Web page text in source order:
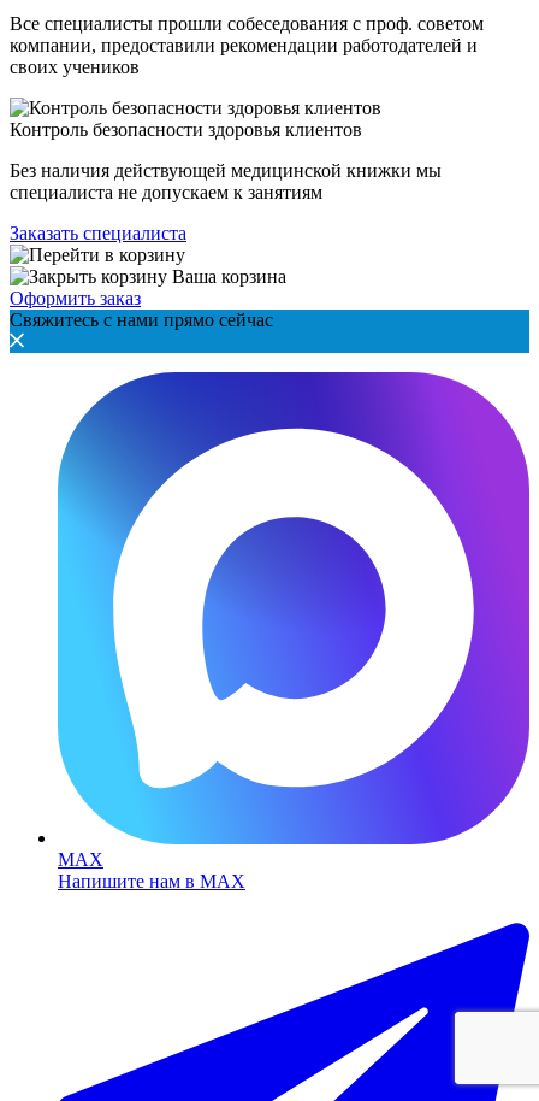
Все специалисты прошли собеседования с проф. советом
компании, предоставили рекомендации работодателей и
своих учеников
Контроль безопасности здоровья клиентов
Без наличия действующей медицинской книжки мы
специалиста не допускаем к занятиям
Заказать специалиста
Ваша корзина
Оформить заказ
Свяжитесь с нами прямо сейчас
MAX
Напишите нам в MAX